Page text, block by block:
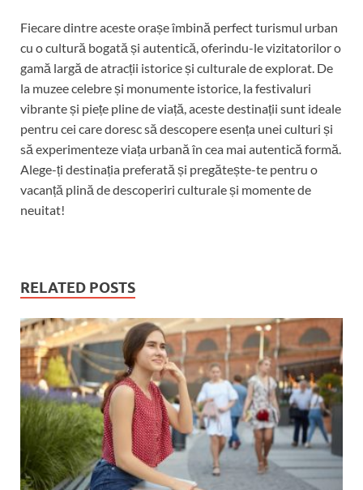
Fiecare dintre aceste orașe îmbină perfect turismul urban
cu o cultură bogată și autentică, oferindu-le vizitatorilor o
gamă largă de atracții istorice și culturale de explorat. De
la muzee celebre și monumente istorice, la festivaluri
vibrante și piețe pline de viață, aceste destinații sunt ideale
pentru cei care doresc să descopere esența unei culturi și
să experimenteze viața urbană în cea mai autentică formă.
Alege-ți destinația preferată și pregătește-te pentru o
vacanță plină de descoperiri culturale și momente de
neuitat!
RELATED POSTS